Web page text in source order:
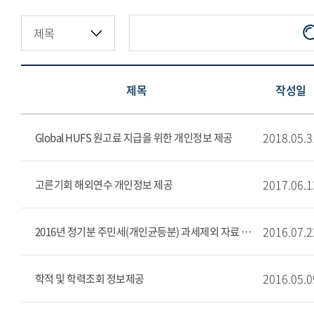
제목 작성일
Global HUFS 원고료 지급을 위한 개인정보 제공
고른기회 해외연수 개인정보 제공
2016년 정기분 주민세(개인균등분) 과세제외 자료 제출
학적 및 학력조회 정보제공